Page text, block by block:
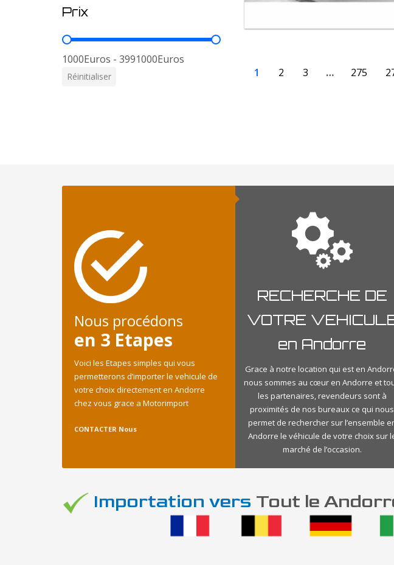
Prix
Prix
1000Euros - 3991000Euros
Réinitialiser 1 2 3 … 275
Nous procédons
en 3 Etapes
Voici les Etapes simples qui vous
permetterons d’importer le vehicule de
votre choix directement en Andorre
chez vous grace a Motorimport
CONTACTER Nous
RECHERCHE DE
VOTRE
en Andorre
Grace à notre location qui est en
nous sommes au cœur en Andorre et
les partenaires, revendeurs sont à
proximités de nos bureaux ce qui nous
permet de rechercher sur l’ensemble
Andorre le véhicule de votre choix sur
marché de l’occasion.
Importation vers Tout le